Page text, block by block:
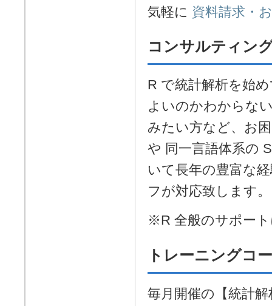
気軽に 資料請求・
コンサルティン
R で統計解析を始
よいのかわからな
みたい方など、お
や 同一言語体系の
いて長年の豊富な
フが対応致します。
※R 全般のサポー
トレーニングコ
毎月開催の【統計